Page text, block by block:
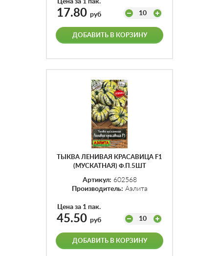
Цена за 1 пак.
17.80 руб 10
ДОБАВИТЬ В КОРЗИНУ
ТЫКВА ЛЕНИВАЯ КРАСАВИЦА F1
(МУСКАТНАЯ) Ф.П.5ШТ
Артикул: 602568
Производитель: Аэлита
Цена за 1 пак.
45.50 руб 10
ДОБАВИТЬ В КОРЗИНУ